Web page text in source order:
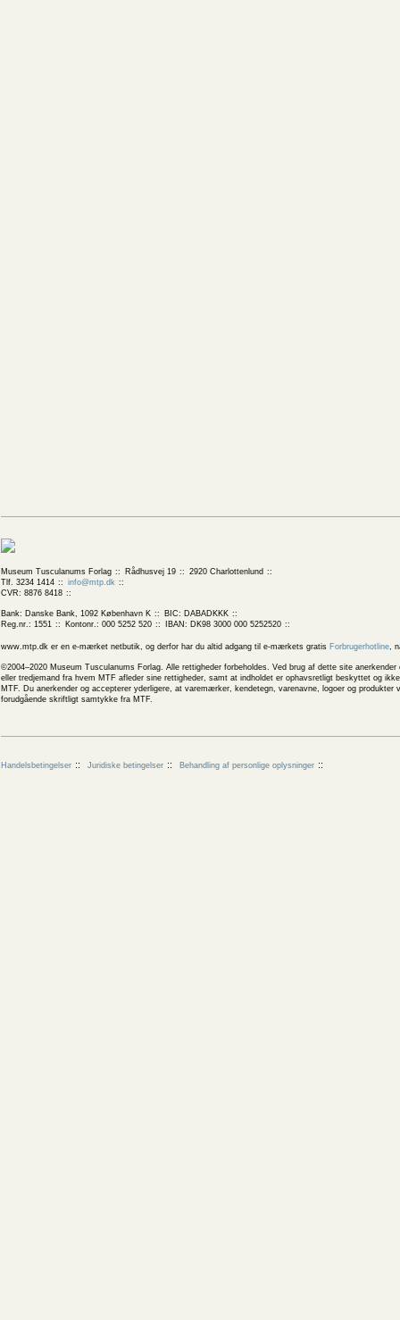
Museum Tusculanums Forlag Rådhusvej 19
2920 Charlottenlund
Tlf. 3234 1414
info@mtp.dk
CVR: 8876 8418
Bank: Danske Bank, 1092 København K
BIC: DABADKKK
Reg.nr.: 1551
Kontonr.: 000 5252 520 IBAN: DK98 3000 000 5252520
www.mtp.dk er en e-mærket netbutik, og derfor har du altid adgang til e-mærkets gratis Forbrugerhotline,
©2004–2020 Museum Tusculanums Forlag. Alle rettigheder forbeholdes. Ved brug af dette site
eller tredjemand fra hvem MTF afleder sine rettigheder, samt at indholdet er ophavsretligt beskyttet og
MTF. Du anerkender og accepterer yderligere, at varemærker, kendetegn, varenavne, logoer og
forudgående skriftligt samtykke fra MTF.
Handelsbetingelser Juridiske betingelser Behandling af personlige oplysninger